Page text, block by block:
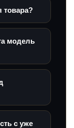
товара?
модель
с уже